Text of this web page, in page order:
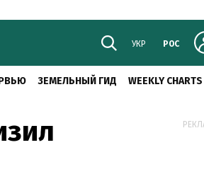
УКР РОС
ЗЕМЕЛЬНЫЙ ГИД WEEKLY CHARTS